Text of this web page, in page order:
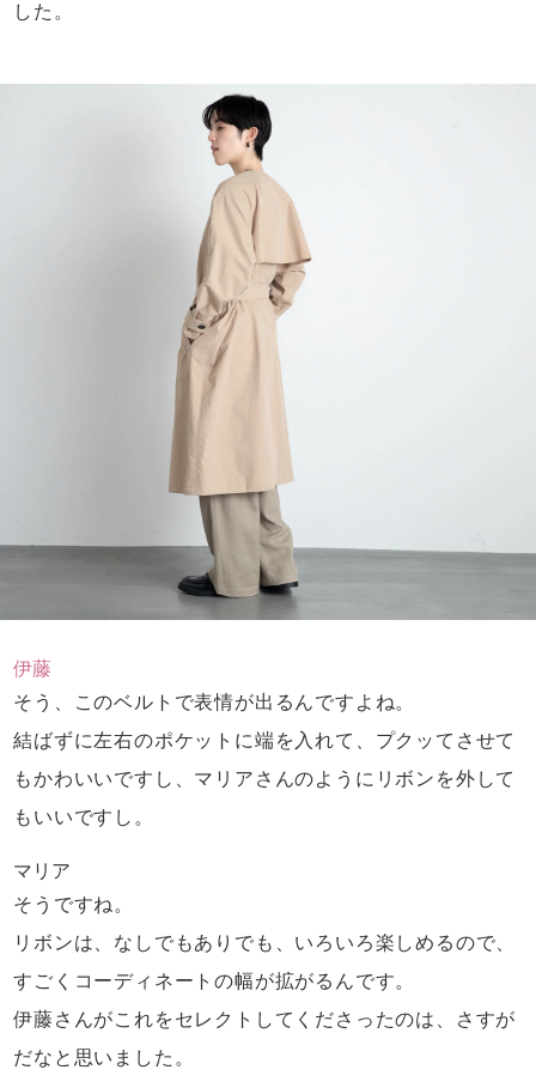
した。
伊藤
そう、このベルトで表情が出るんですよね。
結ばずに左右のポケットに端を入れて、 プクッてさせて
もかわいいですし、 マリアさんのようにリボンを外して
もいいですし。
マリア
そうですね。
リボンは、なしでもありでも、いろいろ楽しめるので、
すごくコーディネートの幅が拡がるんです。
伊藤さんがこれをセレクトしてくださったのは、
さすが
だなと思いました。